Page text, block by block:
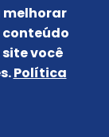
redes sociais:
melhorar
conteúdo
você
Política